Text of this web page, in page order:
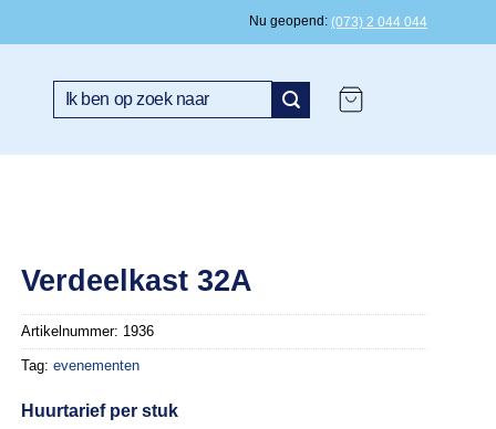
Nu geopend (073) 2 044 044
Zoeken
Verdeelkast 32A
Artikelnummer: 1936
Tag:evenementen
Huurtarief per stuk